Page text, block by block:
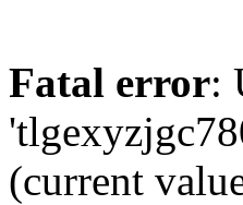
Fatal error:
(current